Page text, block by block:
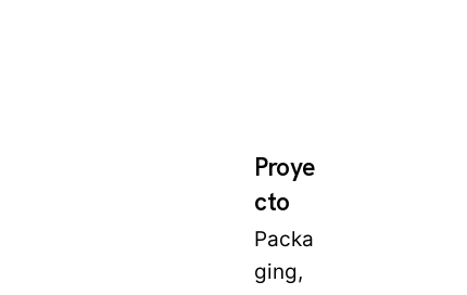
Proye
cto
Packa
ging,